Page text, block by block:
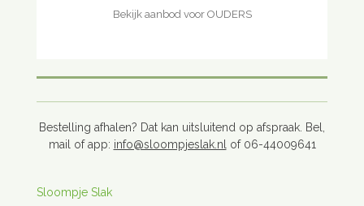
Bekijk aanbod voor OUDERS
Bestelling afhalen? Dat kan uitsluitend op afspraak. Bel,
mail of app: info@sloompjeslak.nlof 06-44009641
Sloompje Slak